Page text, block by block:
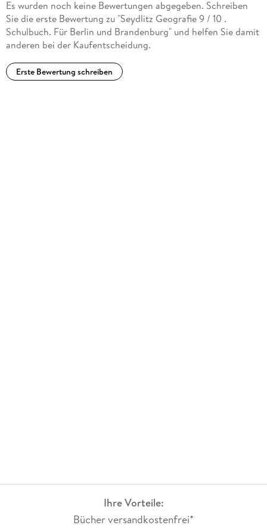
Es wurden noch keine Bewertungen abgegeben. Schreiben
Sie die erste Bewertung zu "Seydlitz Geografie 9 / 10 .
Schulbuch. Für Berlin und Brandenburg" und helfen Sie damit
anderen bei der Kaufentscheidung.
Erste Bewertung schreiben
Ihre Vorteile:
Bücher versandkostenfrei*